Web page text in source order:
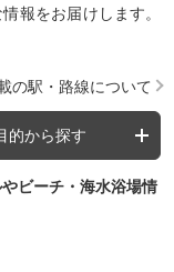
報をお届けします。
の駅・路線について
的から探す
ビーチ・海水浴場情